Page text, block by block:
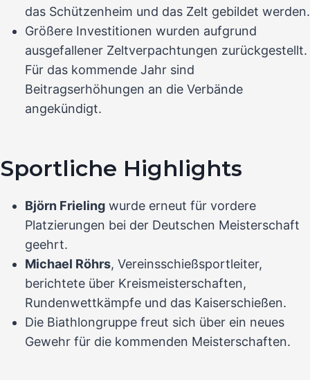
das Schützenheim und das Zelt gebildet werden.
Größere Investitionen wurden aufgrund
ausgefallener Zeltverpachtungen zurückgestellt.
Für das kommende Jahr sind
Beitragserhöhungen an die Verbände
angekündigt.
Sportliche Highlights
Björn Frieling wurde erneut für vordere
Platzierungen bei der Deutschen Meisterschaft
geehrt.
Michael Röhrs, Vereinsschießsportleiter,
berichtete über Kreismeisterschaften,
Rundenwettkämpfe und das Kaiserschießen.
Die Biathlongruppe freut sich über ein neues
Gewehr für die kommenden Meisterschaften.